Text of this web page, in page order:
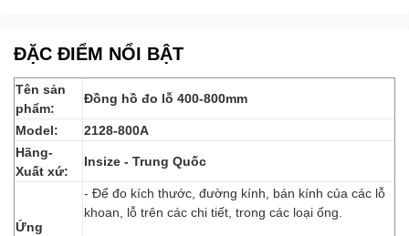
ĐẶC ĐIỂM NỔI BẬT
Tên sản
phẩm:
Đồng hồ đo lỗ 400-800mm
Model:
2128-800A
Hãng-
Xuất xứ:
Insize - Trung Quốc
Ứng
- Để đo kích thước, đường kính, bán kính của các lỗ
khoan, lỗ trên các chi tiết, trong các loại ống.